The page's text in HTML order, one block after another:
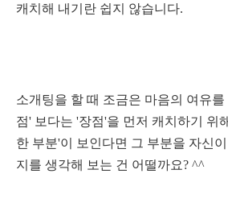
캐치해 내기란 쉽지 않습니다.
소개팅을 할 때 조금은 마음의 여유
점' 보다는 '장점'을 먼저 캐치하기 위
한 부분'이 보인다면 그 부분을 자신
지를 생각해 보는 건 어떨까요? ^^